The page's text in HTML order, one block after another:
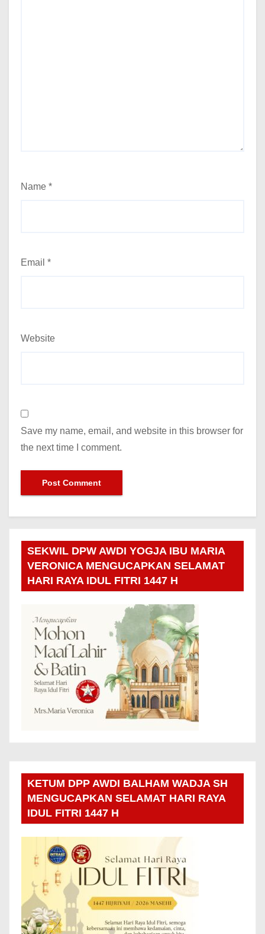
Name *
Email *
Website
Save my name, email, and website in this browser for
the next time I comment.
SEKWIL DPW AWDI YOGJA IBU MARIA
VERONICA MENGUCAPKAN SELAMAT
HARI RAYA IDUL FITRI 1447 H
KETUM DPP AWDI BALHAM WADJA SH
MENGUCAPKAN SELAMAT HARI RAYA
IDUL FITRI 1447 H